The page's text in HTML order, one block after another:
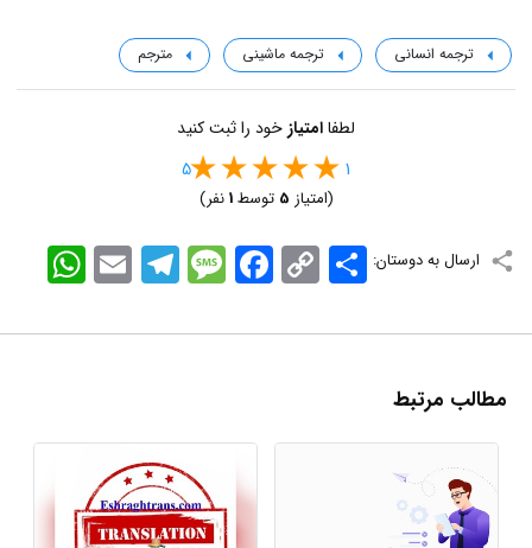
ترجمه انسانی ترجمه ماشینی مترجم
لطفاامتیاز خود را ثبت کنید
1
5
(امتیاز 5 توسط1نفر)
ارسال به دوستان: WhatsApp EmailTelegramMessageFacebook Copy
Link
اشتراک
مطالب مرتبط